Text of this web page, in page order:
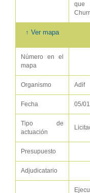
que
↑ Ver mapa
Número en el
mapa
Organismo Adif
Fecha 05/
Tipo de
actuación
Presupuesto
Adjudicatario